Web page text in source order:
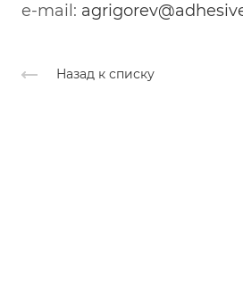
e-mail:
Назад к списку